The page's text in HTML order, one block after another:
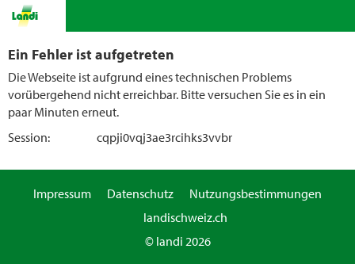
Ein Fehler ist aufgetreten
Die Webseite ist aufgrund eines technischen Problems
vorübergehend nicht erreichbar. Bitte versuchen Sie es in ein
paar Minuten erneut.
Session:
cqpji0vqj3ae3rcihks3vvbr
Impressum Datenschutz
Nutzungsbestimmungen
landischweiz.ch
© landi 2026